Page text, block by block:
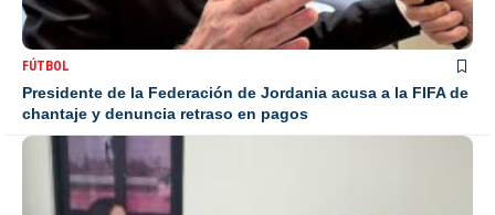
FÚTBOL
Presidente de la Federación de Jordania acusa a la FIFA de
chantaje y denuncia retraso en pagos